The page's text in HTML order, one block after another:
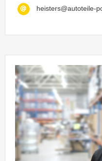
heisters@autoteile-